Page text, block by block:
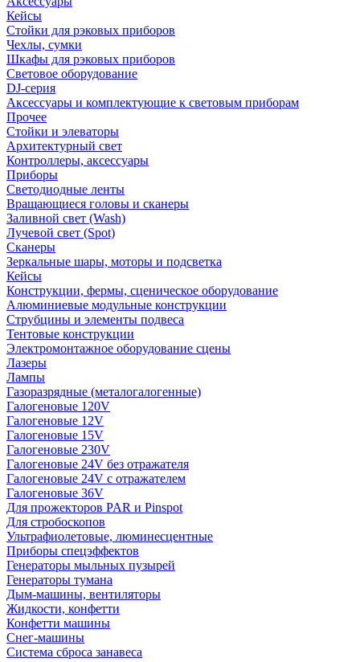
Кейсы
Стойки для рэковых приборов
Чехлы, сумки
Шкафы для рэковых приборов
Световое оборудование
DJ-серия
Аксессуары и комплектующие к световым приборам
Прочее
Стойки и элеваторы
Архитектурный свет
Контроллеры, аксессуары
Приборы
Светодиодные ленты
Вращающиеся головы и сканеры
Заливной свет (Wash)
Лучевой свет (Spot)
Сканеры
Зеркальные шары, моторы и подсветка
Кейсы
Конструкции, фермы, сценическое оборудование
Алюминиевые модульные конструкции
Струбцины и элементы подвеса
Тентовые конструкции
Электромонтажное оборудование сцены
Лазеры
Лампы
Газоразрядные (металогалогенные)
Галогеновые 120V
Галогеновые 12V
Галогеновые 15V
Галогеновые 230V
Галогеновые 24V без отражателя
Галогеновые 24V с отражателем
Галогеновые 36V
Для прожекторов PAR и Pinspot
Для стробоскопов
Ультрафиолетовые, люминесцентные
Приборы спецэффектов
Генераторы мыльных пузырей
Генераторы тумана
Дым-машины, вентиляторы
Жидкости, конфетти
Конфетти машины
Снег-машины
Система сброса занавеса